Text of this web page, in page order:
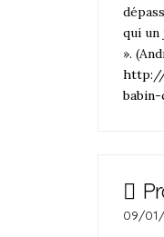
qui
».
09/01/